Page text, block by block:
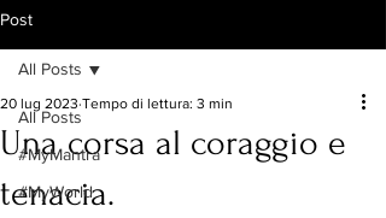
Post
All Posts
#MyMantra
#MyWorld
All Posts
Una corsa al coraggio e
tenacia.
20 lug 2023 Tempo di lettura: 3 min